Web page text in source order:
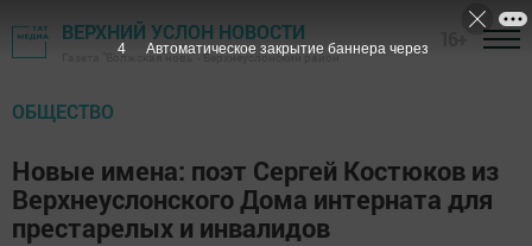
ВЕРХНИЙ УСЛОН НОВОСТИ
Газета "Волжская новь" - Верхнеуслонский район
ОБЩЕСТВО
Новые имена: поэт Сергей Костюков из
Верхнеуслонского Дома интерната для
престарелых и инвалидов
3 Автоматическое закрытие баннера через